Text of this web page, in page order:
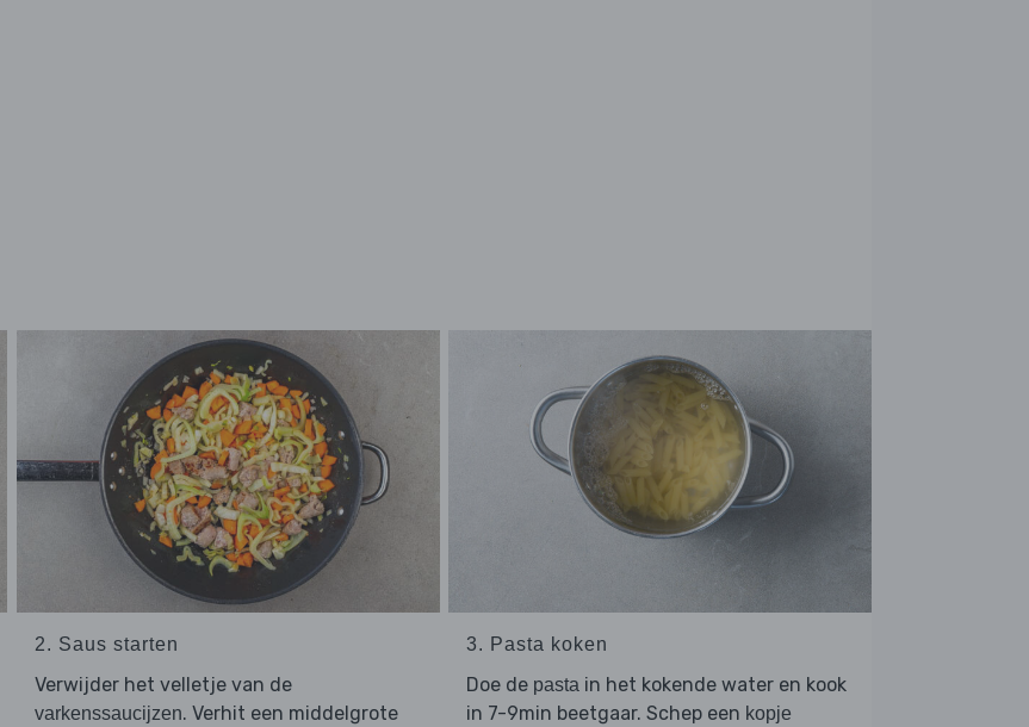
2. Saus starten
Verwijder het velletje van de
varkenssaucijzen. Verhit een middelgrote
3. Pasta koken
Doe de pasta in het kokende water en kook
in 7-9min beetgaar. Schep een kopje